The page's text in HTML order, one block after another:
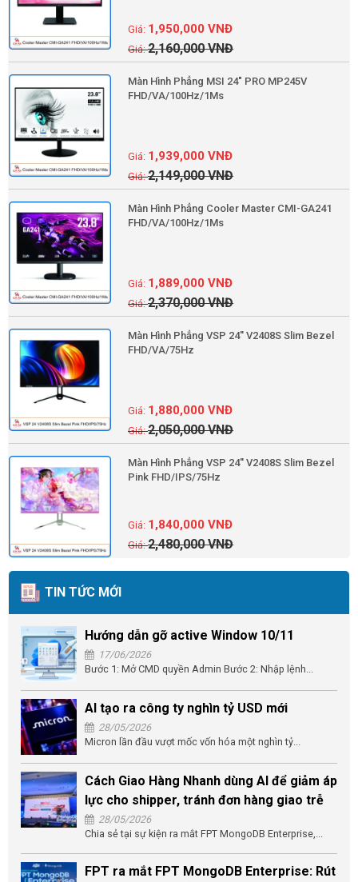
2,160,000VNĐ
1,950,000VNĐ
Màn Hình Phẳng MSI 24" PRO MP245V
FHD/VA/100Hz/1Ms
2,149,000VNĐ
1,939,000VNĐ
Màn Hình Phẳng Cooler Master CMI-GA241
FHD/VA/100Hz/1Ms
2,370,000VNĐ
1,889,000VNĐ
Màn Hình Phẳng VSP 24'' V2408S Slim Bezel
FHD/VA/75Hz
2,050,000VNĐ
1,880,000VNĐ
Màn Hình Phẳng VSP 24'' V2408S Slim Bezel
Pink FHD/IPS/75Hz
2,480,000VNĐ
1,840,000VNĐ
TIN TỨC MỚI
Hướng dẫn gỡ active Window 10/11
17/06/2026
Bước 1: Mở CMD quyền Admin Bước 2: Nhập lệnh...
AI tạo ra công ty nghìn tỷ USD mới
28/05/2026
Micron lần đầu vượt mốc vốn hóa một nghìn tỷ...
Cách Giao Hàng Nhanh dùng AI để giảm áp
lực cho shipper, tránh đơn hàng giao trễ
28/05/2026
Chia sẻ tại sự kiện ra mắt FPT MongoDB Enterprise,...
FPT ra mắt FPT MongoDB Enterprise: Rút